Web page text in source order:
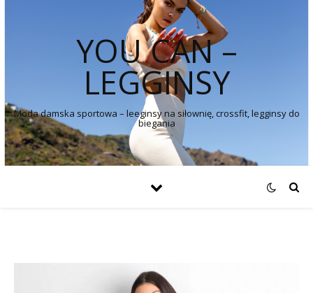
YOU CAN –
LEGGINSY
Moda damska sportowa – leeginsy na siłownię, crossfit, legginsy do
biegania